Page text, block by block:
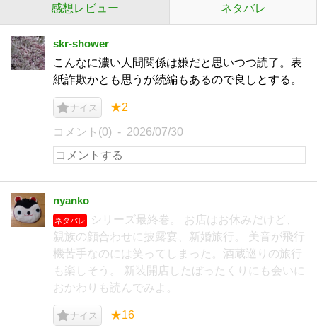
感想レビュー ネタバレ
skr-shower
こんなに濃い人間関係は嫌だと思いつつ読了。表
紙詐欺かとも思うが続編もあるので良しとする。
ナイス ★2
コメント(0) 2026/07/30
nyanko
ネタバレ
シリーズ最終巻。 お店はお休みだけど、
親族の顔合わせに披露宴、新婚旅行。 美音が飛行
機苦手なのには笑ってしまった。酒蔵巡りの旅行
も楽しそう。 新装開店したぼったくりにも会いに
おかわりも読んでみよ。
ナイス ★16